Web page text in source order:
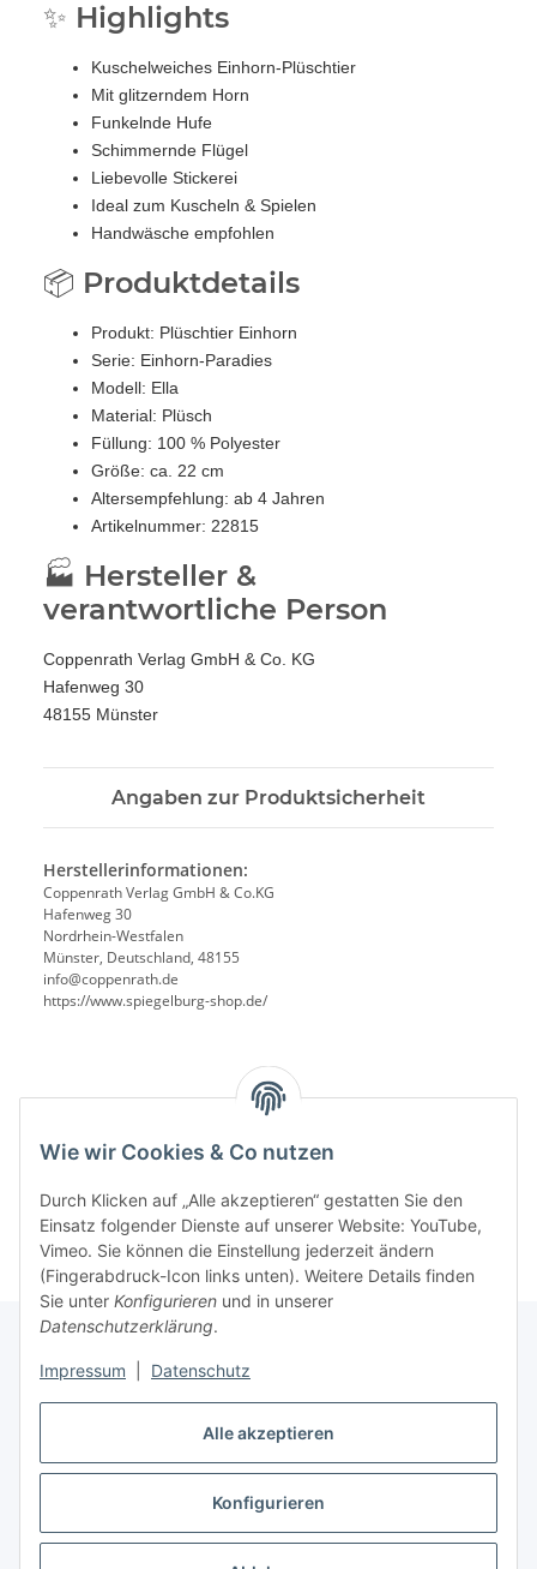
Alle akzeptieren
Konfigurieren
Wie wir Cookies & Co nutzen
Durch Klicken auf „Alle akzeptieren“ gestatten Sie den
Einsatz folgender Dienste auf unserer Website: YouTube,
Vimeo. Sie können die Einstellung jederzeit ändern
(Fingerabdruck-Icon links unten). Weitere Details finden
Sie unter Konfigurieren und in unserer
Datenschutzerklärung.
Impressum Datenschutz
✨ Highlights
Kuschelweiches Einhorn-Plüschtier
Mit glitzerndem Horn
Funkelnde Hufe
Schimmernde Flügel
Liebevolle Stickerei
Ideal zum Kuscheln & Spielen
Handwäsche empfohlen
📦 Produktdetails
Produkt: Plüschtier Einhorn
Serie: Einhorn-Paradies
Modell: Ella
Material: Plüsch
Füllung: 100 % Polyester
Größe: ca. 22 cm
Altersempfehlung: ab 4 Jahren
Artikelnummer: 22815
🏭 Hersteller &
verantwortliche Person
Coppenrath Verlag GmbH & Co. KG
Hafenweg 30
48155 Münster
Angaben zur Produktsicherheit
Herstellerinformationen:
Coppenrath Verlag GmbH & Co.KG
Hafenweg 30
Nordrhein-Westfalen
Münster, Deutschland, 48155
info@coppenrath.de
https://www.spiegelburg-shop.de/
Benachrichtigen, wenn verfügbar